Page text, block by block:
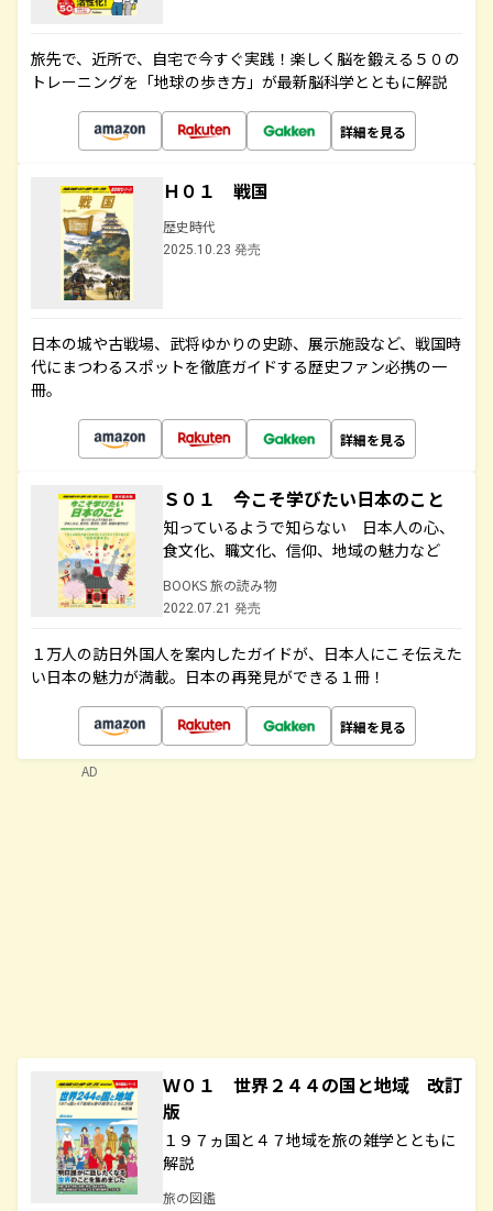
旅先で、近所で、自宅で今すぐ実践！楽しく脳を鍛える５０の
トレーニングを「地球の歩き方」が最新脳科学とともに解説
詳細を見る
Ｈ０１ 戦国
歴史時代
2025.10.23 発売
日本の城や古戦場、武将ゆかりの史跡、展示施設など、戦国時
代にまつわるスポットを徹底ガイドする歴史ファン必携の一
冊。
詳細を見る
Ｓ０１ 今こそ学びたい日本のこと
知っているようで知らない 日本人の心、
食文化、職文化、信仰、地域の魅力など
BOOKS 旅の読み物
2022.07.21 発売
１万人の訪日外国人を案内したガイドが、日本人にこそ伝えた
い日本の魅力が満載。日本の再発見ができる１冊！
詳細を見る
Ｗ０１ 世界２４４の国と地域 改訂
版
１９７ヵ国と４７地域を旅の雑学とともに
解説
旅の図鑑
AD